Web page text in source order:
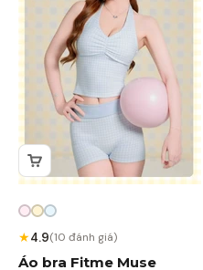
★4.9(10 đánh giá)
Áo bra Fitme Muse